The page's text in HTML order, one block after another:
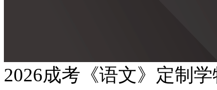
2026成考《语文》定制